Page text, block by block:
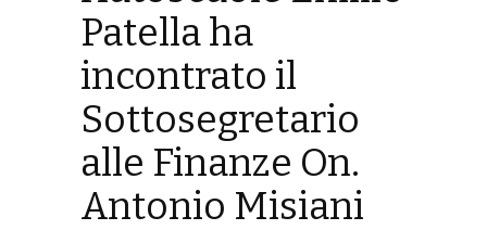
Patella ha
incontrato il
Sottosegretario
alle Finanze On.
Antonio Misiani